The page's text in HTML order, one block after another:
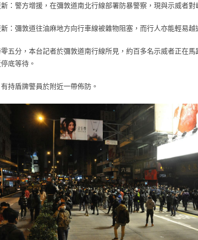
：警方增援，在彌敦道南北行線部署防暴警察，現與示威者
：彌敦道往油麻地方向行車線被雜物阻塞，而行人亦能輕易
五分，本台記者於彌敦道南行線所見，約百多名示威者正在
底等待。
持盾牌警員於附近一帶佈防。